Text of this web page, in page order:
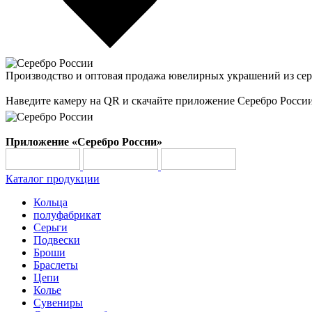
Производство и оптовая продажа ювелирных украшений из
Наведите камеру на QR и скачайте приложение Серебро
Приложение «Серебро России»
Каталог продукции
Кольца
полуфабрикат
Серьги
Подвески
Броши
Браслеты
Цепи
Колье
Сувениры